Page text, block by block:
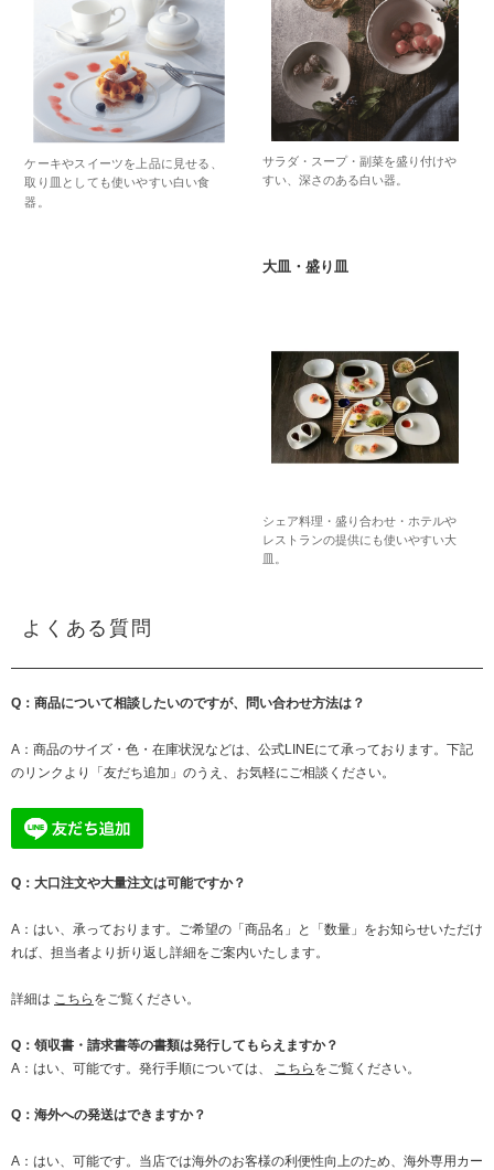
ケーキやスイーツを上品に見せる、
取り皿としても使いやすい白い食
器。
サラダ・スープ・副菜を盛り付けや
すい、深さのある白い器。
大皿・盛り皿
シェア料理・盛り合わせ・ホテルや
レストランの提供にも使いやすい大
皿。
よくある質問
Q：商品について相談したいのですが、問い合わせ方法は？
A：商品のサイズ・色・在庫状況などは、公式LINEにて承っております。下記
のリンクより「友だち追加」のうえ、お気軽にご相談ください。
Q：大口注文や大量注文は可能ですか？
A：はい、承っております。ご希望の「商品名」と「数量」をお知らせいただけ
れば、担当者より折り返し詳細をご案内いたします。
詳細は こちら をご覧ください。
Q：領収書・請求書等の書類は発行してもらえますか？
A：はい、可能です。発行手順については、
こちら をご覧ください。
Q：海外への発送はできますか？
A：はい、可能です。当店では海外のお客様の利便性向上のため、海外専用カー